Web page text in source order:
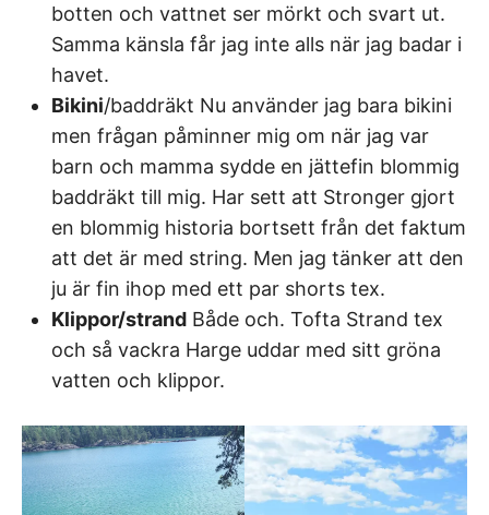
botten och vattnet ser mörkt och svart ut.
Samma känsla får jag inte alls när jag badar i
havet.
Bikini/baddräkt Nu använder jag bara bikini
men frågan påminner mig om när jag var
barn och mamma sydde en jättefin blommig
baddräkt till mig. Har sett att Stronger gjort
en blommig historia bortsett från det faktum
att det är med string. Men jag tänker att den
ju är fin ihop med ett par shorts tex.
Klippor/strand Både och. Tofta Strand tex
och så vackra Harge uddar med sitt gröna
vatten och klippor.